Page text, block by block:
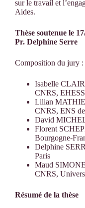
sur le travail et
Aides.
Thèse soutenue le
Pr. Delphine Serre
Composition du jury :
Isabelle
CNRS, EHESS
Lilian
CNRS, ENS
David
Florent
Bourgogne-
Delphine
Paris
Maud
CNRS,
Résumé de la thèse